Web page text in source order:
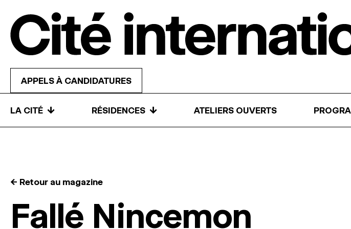
APPELS À CANDIDATURES
LA CITÉ ↓ RÉSIDENCES ↓ ATELIERS OUVERTS
← Retour au magazine
Fallé Nincemon